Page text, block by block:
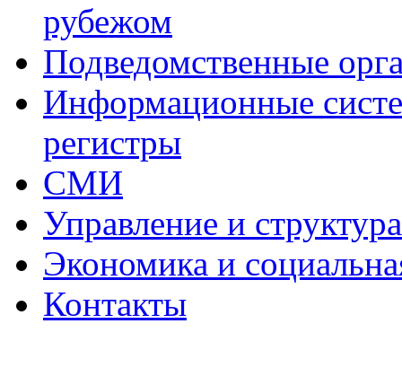
рубежом
Подведомственные
Информационные
регистры
СМИ
Управление и
Экономика и
Контакты